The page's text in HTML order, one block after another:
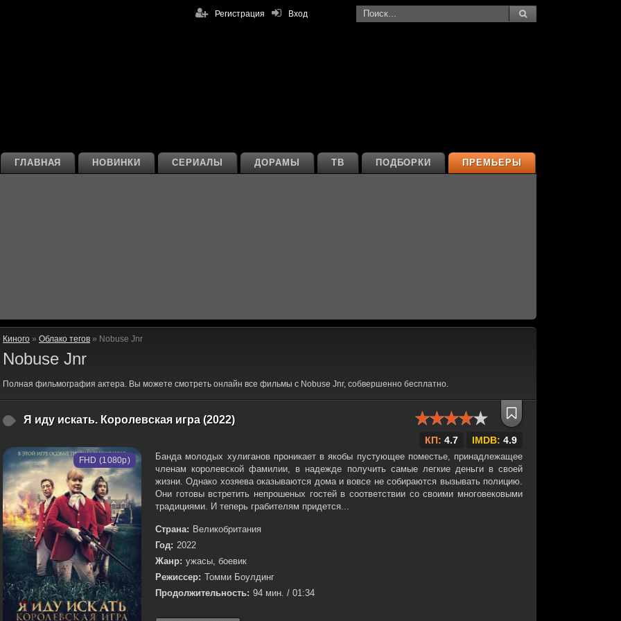
Вход
Регистрация
ПРЕМЬЕРЫ
ПОДБОРКИ
ТВ
ДОРАМЫ
СЕРИАЛЫ
НОВИНКИ
ГЛАВНАЯ
Киного » Облако тегов » Nobuse Jnr
Nobuse Jnr
Полная фильмография актера. Вы можете смотреть онлайн все фильмы с Nobuse Jnr, собвершенно бесплатно.
Я иду искать. Королевская игра (2022)
КП: 4.7 IMDB: 4.9
FHD (1080p)
Банда молодых хулиганов проникает в якобы пустующее поместье, принадлежащее
членам королевской фамилии, в надежде получить самые легкие деньги в своей
жизни. Однако хозяева оказываются дома и вовсе не собираются вызывать полицию.
Они готовы встретить непрошеных гостей в соответствии со своими многовековыми
традициями. И теперь грабителям придется...
Страна: Великобритания
Год: 2022
Жанр: ужасы, боевик
Режиссер: Томми Боулдинг
Продолжительность: 94 мин. / 01:34